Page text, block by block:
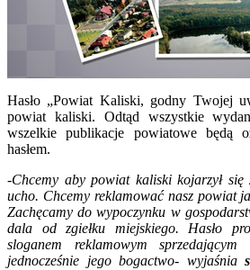
Hasło „Powiat Kaliski, godny Twojej
powiat kaliski. Odtąd wszystkie
wszelkie publikacje powiatowe będą
hasłem.
-Chcemy aby powiat kaliski kojarzył się
ucho. Chcemy reklamować nasz powiat
Zachęcamy do wypoczynku w
dala od zgiełku miejskiego. Hasło
sloganem reklamowym
jednocześnie jego bogactwo- wyjaśnia